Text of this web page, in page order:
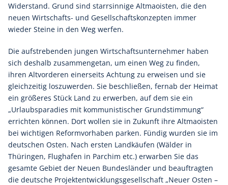
Widerstand. Grund sind starrsinnige Altmaoisten, die den
neuen Wirtschafts- und Gesellschaftskonzepten immer
wieder Steine in den Weg werfen.
Die aufstrebenden jungen Wirtschaftsunternehmer haben
sich deshalb zusammengetan, um einen Weg zu finden,
ihren Altvorderen einerseits Achtung zu erweisen und sie
gleichzeitig loszuwerden. Sie beschließen, fernab der Heimat
ein größeres Stück Land zu erwerben, auf dem sie ein
„Urlaubsparadies mit kommunistischer Grundstimmung“
errichten können. Dort wollen sie in Zukunft ihre Altmaoisten
bei wichtigen Reformvorhaben parken. Fündig wurden sie im
deutschen Osten. Nach ersten Landkäufen (Wälder in
Thüringen, Flughafen in Parchim etc.) erwarben Sie das
gesamte Gebiet der Neuen Bundesländer und beauftragten
die deutsche Projektentwicklungsgesellschaft „Neuer Osten –